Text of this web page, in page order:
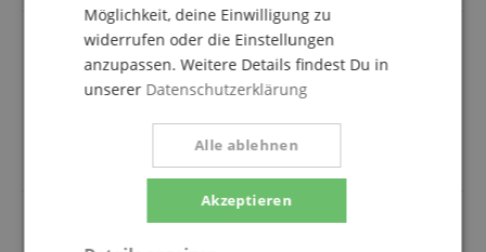
Gutes Mikrofon
verifizierter Kauf
Gutes Mikrofon und schnelle Lieferung top
Möglichkeit, deine Einwilligung zu
widerrufen oder die Einstellungen
anzupassen. Weitere Details findest Du in
unserer Datenschutzerklärung
Akzeptieren
Alle ablehnen